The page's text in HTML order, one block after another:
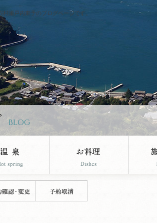
村瀬戸内東予のブログページです。
BLOG